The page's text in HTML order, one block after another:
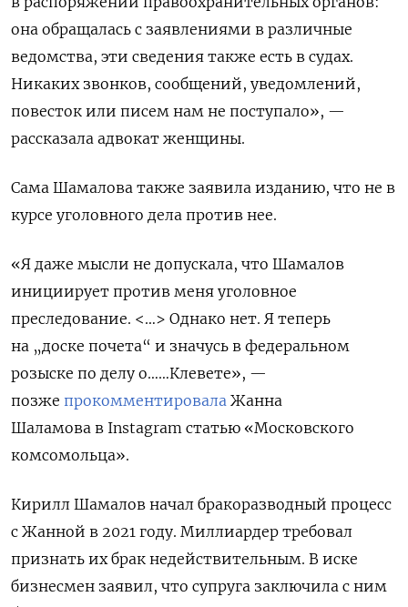
она обращалась с заявлениями в различные
ведомства, эти сведения также есть в судах.
Никаких звонков, сообщений, уведомлений,
повесток или писем нам не поступало», —
рассказала адвокат женщины.
Сама Шамалова также заявила изданию, что не в
курсе уголовного дела против нее.
«Я даже мысли не допускала, что Шамалов
инициирует против меня уголовное
преследование. <…> Однако нет. Я теперь
на „доске почета“ и значусь в федеральном
розыске по делу о……Клевете», —
позже прокомментировала Жанна
Шаламова в Instagram статью «Московского
комсомольца».
Кирилл Шамалов начал бракоразводный процесс
с Жанной в 2021 году. Миллиардер требовал
признать их брак недействительным. В иске
бизнесмен заявил, что супруга заключила с ним